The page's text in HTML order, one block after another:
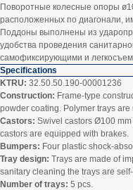
Поворотные колесные опоры
расположенных по диагонали,
Поддоны выполнены из
удобства проведения
самофиксирующими и
Specifications
KTRU: 32.50.50.190-00001236
Construction: Frame-type
powder coating. Polymer trays are
Castors: Swivel castors Ø100
castors are equipped with brakes.
Bumpers: Four plastic
Tray design: Trays are made of
sanitary cleaning the trays are
Number of trays: 5 pcs.